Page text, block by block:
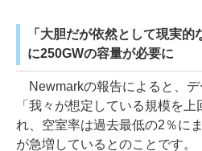
「大胆だが依然として現実
に250GWの容量が必要に
Newmarkの報告によると、デ
「我々が想定している規模を
れ、空室率は過去最低の2％に
が急増しているとのことです。